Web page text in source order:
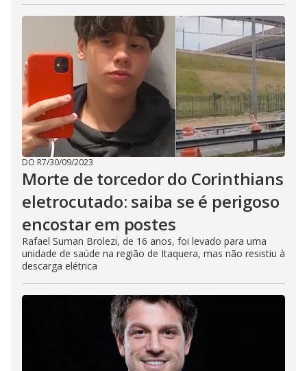
DO R7/30/09/2023
Morte de torcedor do Corinthians
eletrocutado: saiba se é perigoso
encostar em postes
Rafael Suman Brolezi, de 16 anos, foi levado para uma
unidade de saúde na região de Itaquera, mas não resistiu à
descarga elétrica